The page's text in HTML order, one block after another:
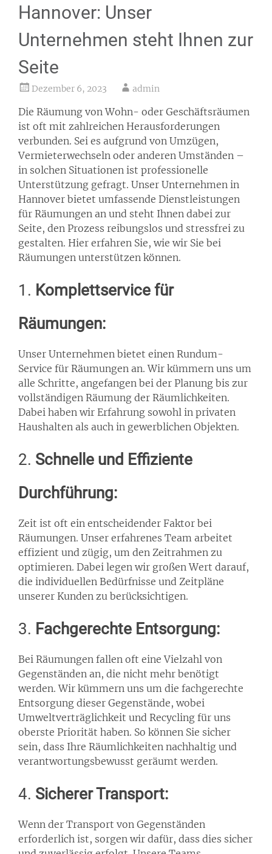
Hannover: Unser
Unternehmen steht Ihnen zur
Seite
Dezember 6, 2023 admin
Die Räumung von Wohn- oder Geschäftsräumen
ist oft mit zahlreichen Herausforderungen
verbunden. Sei es aufgrund von Umzügen,
Vermieterwechseln oder anderen Umständen –
in solchen Situationen ist professionelle
Unterstützung gefragt. Unser Unternehmen in
Hannover bietet umfassende Dienstleistungen
für Räumungen an und steht Ihnen dabei zur
Seite, den Prozess reibungslos und stressfrei zu
gestalten. Hier erfahren Sie, wie wir Sie bei
Räumungen unterstützen können.
1. Komplettservice für
Räumungen:
Unser Unternehmen bietet einen Rundum-
Service für Räumungen an. Wir kümmern uns um
alle Schritte, angefangen bei der Planung bis zur
vollständigen Räumung der Räumlichkeiten.
Dabei haben wir Erfahrung sowohl in privaten
Haushalten als auch in gewerblichen Objekten.
2. Schnelle und Effiziente
Durchführung:
Zeit ist oft ein entscheidender Faktor bei
Räumungen. Unser erfahrenes Team arbeitet
effizient und zügig, um den Zeitrahmen zu
optimieren. Dabei legen wir großen Wert darauf,
die individuellen Bedürfnisse und Zeitpläne
unserer Kunden zu berücksichtigen.
3. Fachgerechte Entsorgung:
Bei Räumungen fallen oft eine Vielzahl von
Gegenständen an, die nicht mehr benötigt
werden. Wir kümmern uns um die fachgerechte
Entsorgung dieser Gegenstände, wobei
Umweltverträglichkeit und Recycling für uns
oberste Priorität haben. So können Sie sicher
sein, dass Ihre Räumlichkeiten nachhaltig und
verantwortungsbewusst geräumt werden.
4. Sicherer Transport:
Wenn der Transport von Gegenständen
erforderlich ist, sorgen wir dafür, dass dies sicher